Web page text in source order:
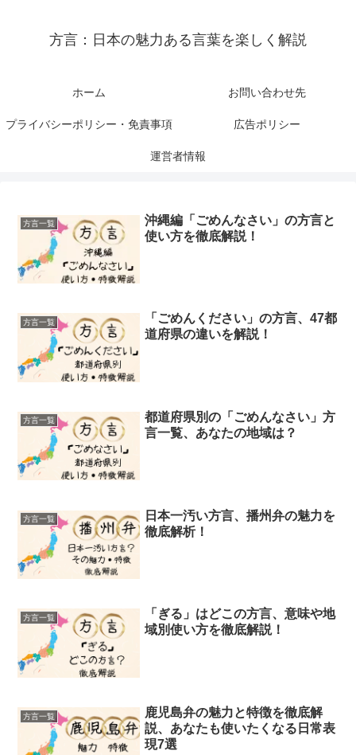
方言：日本の魅力ある言葉を楽しく解説
ホーム お問い合わせ先
プライバシーポリシー・免責事項 広告ポリシー
運営者情報
方言一覧
沖縄編「ごめんなさい」の方言と
使い方を徹底解説！
方言一覧
「ごめんください」の方言、47都
道府県の違いを解説！
方言一覧
都道府県別の「ごめんなさい」方
言一覧、あなたの地域は？
方言一覧
日本一汚い方言、播州弁の魅力を
徹底解析！
方言一覧
「ぎる」はどこの方言、意味や地
域別使い方を徹底解説！
方言一覧
鹿児島弁の魅力と特徴を徹底解
説、あなたも使いたくなる日常表
現7選